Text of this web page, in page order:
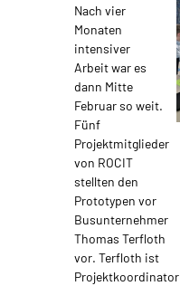
Nach vier
Monaten
intensiver
Arbeit war es
dann Mitte
Februar so weit.
Fünf
Projektmitglieder
von ROCIT
stellten den
Prototypen vor
Busunternehmer
Thomas Terfloth
vor. Terfloth ist
Projektkoordinator